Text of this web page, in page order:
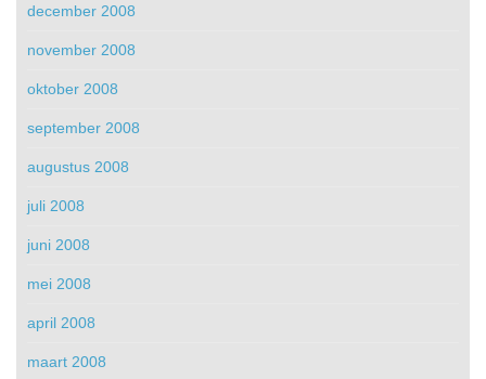
december 2008
november 2008
oktober 2008
september 2008
augustus 2008
juli 2008
juni 2008
mei 2008
april 2008
maart 2008